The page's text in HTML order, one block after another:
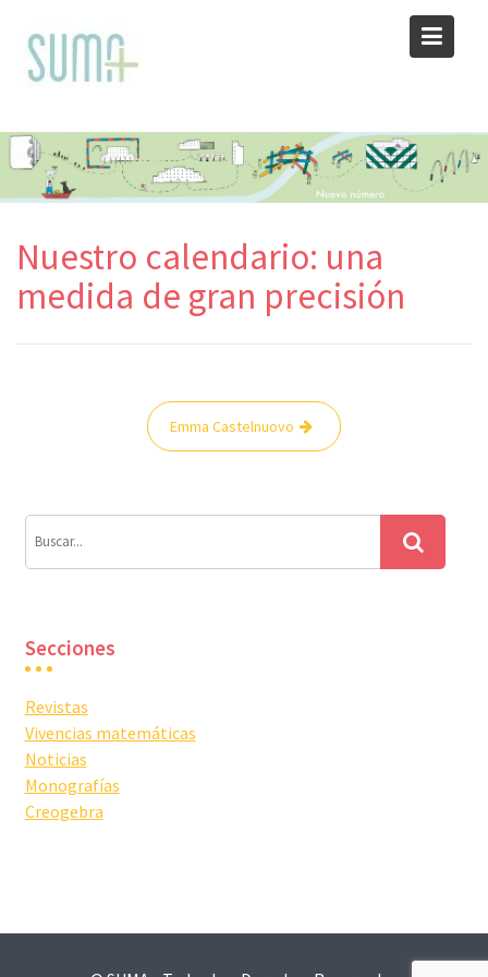
content
Nuestro calendario: una
medida de gran precisión
Navegación
Emma Castelnuovo
Secciones
Revistas
Vivencias matemáticas
Noticias
Monografías
Creogebra